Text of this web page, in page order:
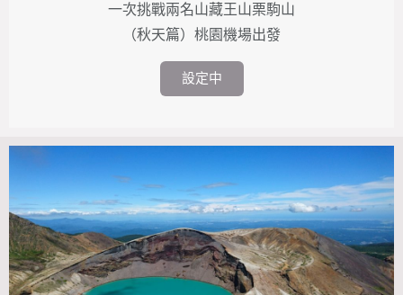
一次挑戰兩名山藏王山栗駒山
（秋天篇）桃園機場出發
設定中